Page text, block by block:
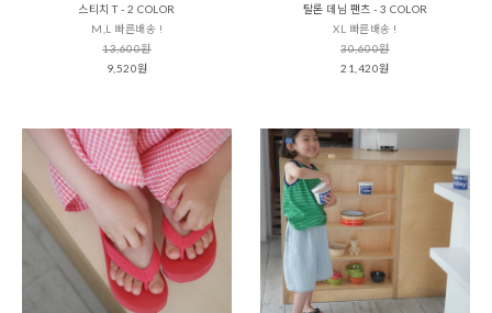
스티치 T - 2 COLOR
M,L 빠른배송 !
13,600원
9,520원
탈론 데님 팬츠 - 3 COLOR
XL 빠른배송 !
30,600원
21,420원